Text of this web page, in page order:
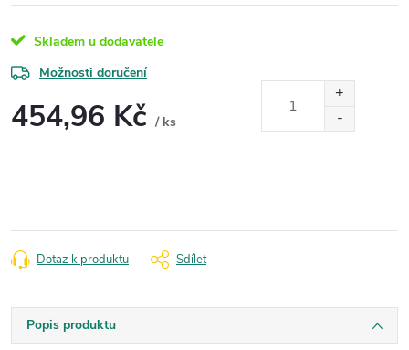
Skladem u dodavatele
Možnosti doručení
454,96 Kč / ks
Dotaz k produktu Sdílet
Popis produktu